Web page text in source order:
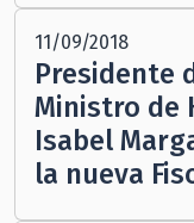
11/09/2018
Presidente
Ministro de
Isabel
la nueva